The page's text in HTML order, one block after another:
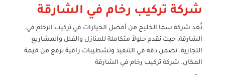
شركة تركيب رخام في الشارقة
تُعد شركة سما الخليج من أفضل الخيارات في تركيب الرخام في
الشارقة، حيث نقدم حلولاً متكاملة للمنازل والفلل والمشاريع
التجارية. نضمن دقة في التنفيذ وتشطيبات راقية ترفع من قيمة
المكان. شركة تركيب رخام في الشارقة